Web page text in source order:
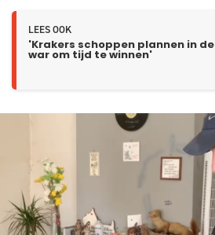
LEES OOK
'Krakers schoppen plannen in de
war om tijd te winnen'